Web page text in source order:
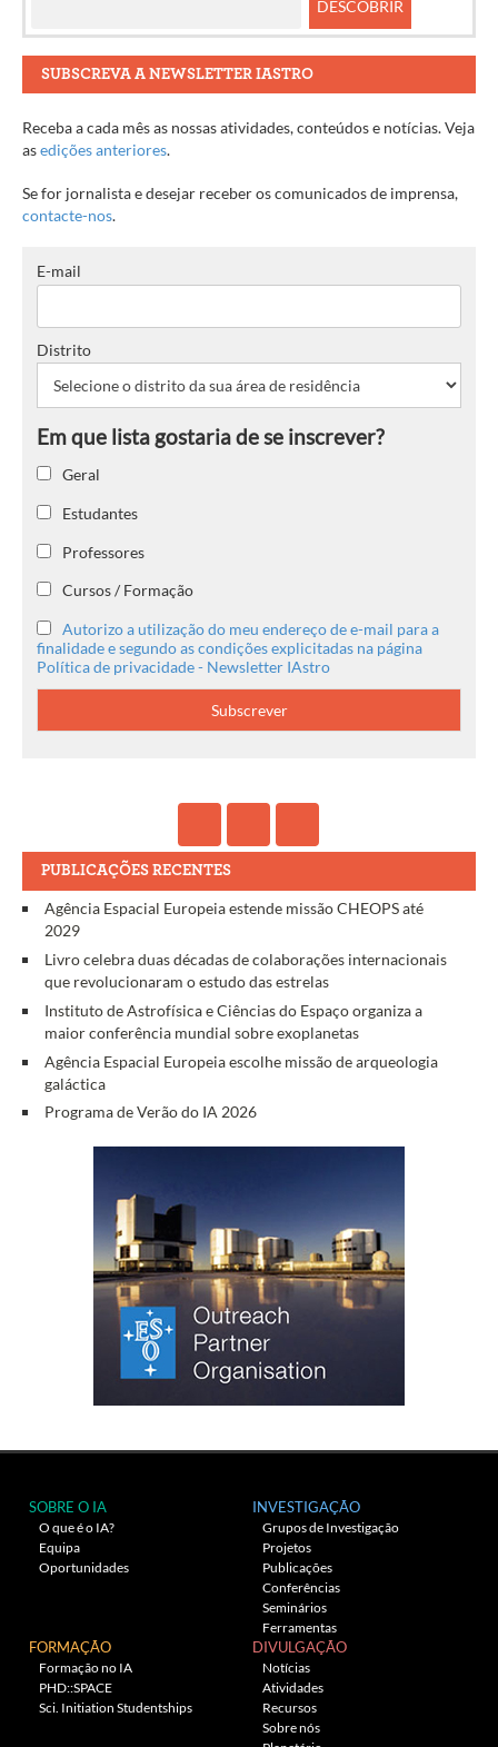
SUBSCREVA A NEWSLETTER IASTRO
Receba a cada mês as nossas atividades, conteúdos e notícias. Veja
asedições anteriores.
Se for jornalista e desejar receber os comunicados de imprensa,
contacte-nos.
E-mail
Distrito
Geral
Estudantes
Professores
Cursos / Formação
Autorizo a utilização do meu endereço de e-mail para a
finalidade e segundo as condições explicitadas na página
Política de privacidade - Newsletter IAstro
PUBLICAÇÕES RECENTES
Agência Espacial Europeia estende missão CHEOPS até
2029
Livro celebra duas décadas de colaborações internacionais
que revolucionaram o estudo das estrelas
Instituto de Astrofísica e Ciências do Espaço organiza a
maior conferência mundial sobre exoplanetas
Agência Espacial Europeia escolhe missão de arqueologia
galáctica
Programa de Verão do IA 2026
SOBRE O IA
O que é o IA?
Equipa
Oportunidades
INVESTIGAÇÃO
Grupos de Investigação
Projetos
Publicações
Conferências
Seminários
Ferramentas
FORMAÇÃO
Formação no IA
PHD::SPACE
Sci. Initiation Studentships
DIVULGAÇÃO
Notícias
Atividades
Recursos
Sobre nós